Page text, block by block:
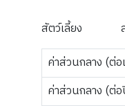
สัตว์เลี้ยง
ค่าส่วนกลาง (ต่อ
ค่าส่วนกลาง (ต่